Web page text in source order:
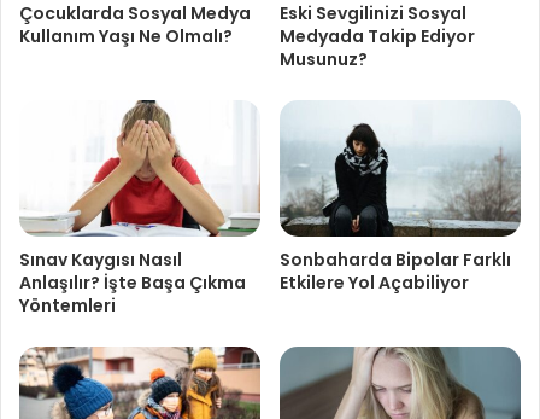
Çocuklarda Sosyal Medya
Kullanım Yaşı Ne Olmalı?
Eski Sevgilinizi Sosyal
Medyada Takip Ediyor
Musunuz?
Sınav Kaygısı Nasıl
Anlaşılır? İşte Başa Çıkma
Yöntemleri
Sonbaharda Bipolar Farklı
Etkilere Yol Açabiliyor